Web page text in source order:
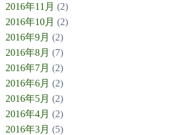
2016年11月 (2)
2016年10月 (2)
2016年9月 (2)
2016年8月 (7)
2016年7月 (2)
2016年6月 (2)
2016年5月 (2)
2016年4月 (2)
2016年3月 (5)